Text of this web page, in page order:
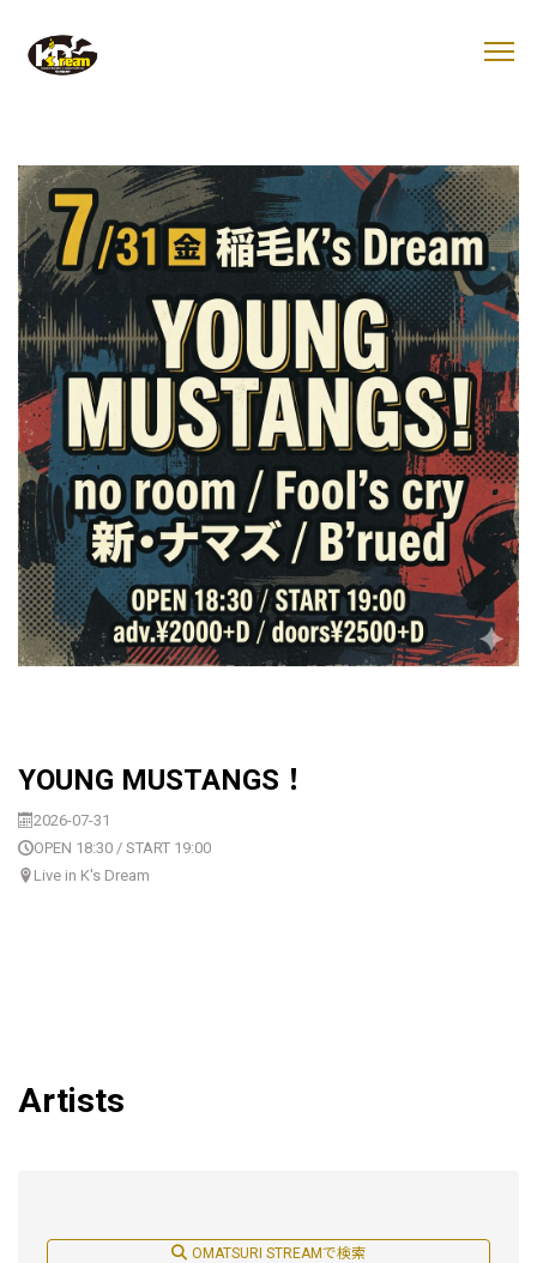
YOUNG MUSTANGS！
2026-07-31
OPEN 18:30 / START 19:00
Live in K's Dream
Artists
OMATSURI STREAMで検索